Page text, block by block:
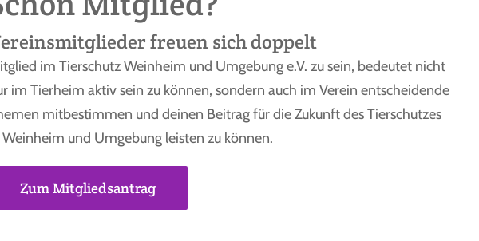
freuen sich doppelt
im Tierschutz Weinheim und Umgebung e.V. zu sein, bedeutet nicht
im Tierheim aktiv sein zu können, sondern auch im Verein entscheidende
mitbestimmen und deinen Beitrag für die Zukunft des Tierschutzes
Weinheim und Umgebung leisten zu können.
Zum Mitgliedsantrag